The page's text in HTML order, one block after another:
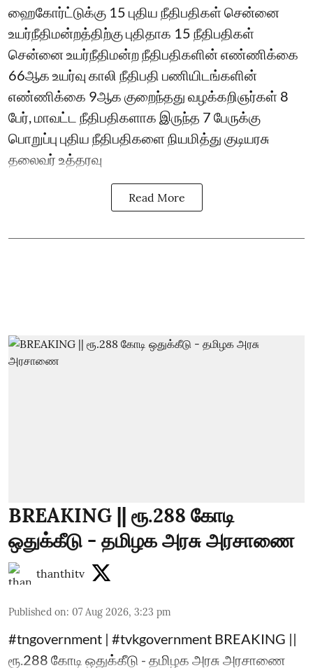
ஹைகோர்ட்டுக்கு 15 புதிய நீதிபதிகள் சென்னை
உயர்நீதிமன்றத்திற்கு புதிதாக 15 நீதிபதிகள்
சென்னை உயர்நீதிமன்ற நீதிபதிகளின் எண்ணிக்கை
66ஆக உயர்வு காலி நீதிபதி பணியிடங்களின்
எண்ணிக்கை 9ஆக குறைந்தது வழக்கறிஞர்கள் 8
பேர், மாவட்ட நீதிபதிகளாக இருந்த 7 பேருக்கு
பொறுப்பு புதிய நீதிபதிகளை நியமித்து குடியரசு
தலைவர் உத்தரவு
Read More
BREAKING || ரூ.288 கோடி
ஒதுக்கீடு - தமிழக அரசு அரசாணை
thanthitv
Published on: 07 Aug 2026, 3:23 pm
#tngovernment | #tvkgovernment BREAKING ||
ரூ.288 கோடி ஒதுக்கீடு - தமிழக அரசு அரசாணை